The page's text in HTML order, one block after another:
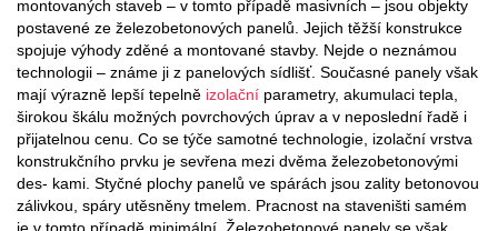
montovaných staveb – v tomto případě masivních – jsou objekty
postavené ze železobetonových panelů. Jejich těžší konstrukce
spojuje výhody zděné a montované stavby. Nejde o neznámou
technologii – známe ji z panelových sídlišť. Současné panely však
mají výrazně lepší tepelně izolační parametry, akumulaci tepla,
širokou škálu možných povrchových úprav a v neposlední řadě i
přijatelnou cenu. Co se týče samotné technologie, izolační vrstva
konstrukčního prvku je sevřena mezi dvěma železobetonovými
des- kami. Styčné plochy panelů ve spárách jsou zality betonovou
zálivkou, spáry utěsněny tmelem. Pracnost na staveništi samém